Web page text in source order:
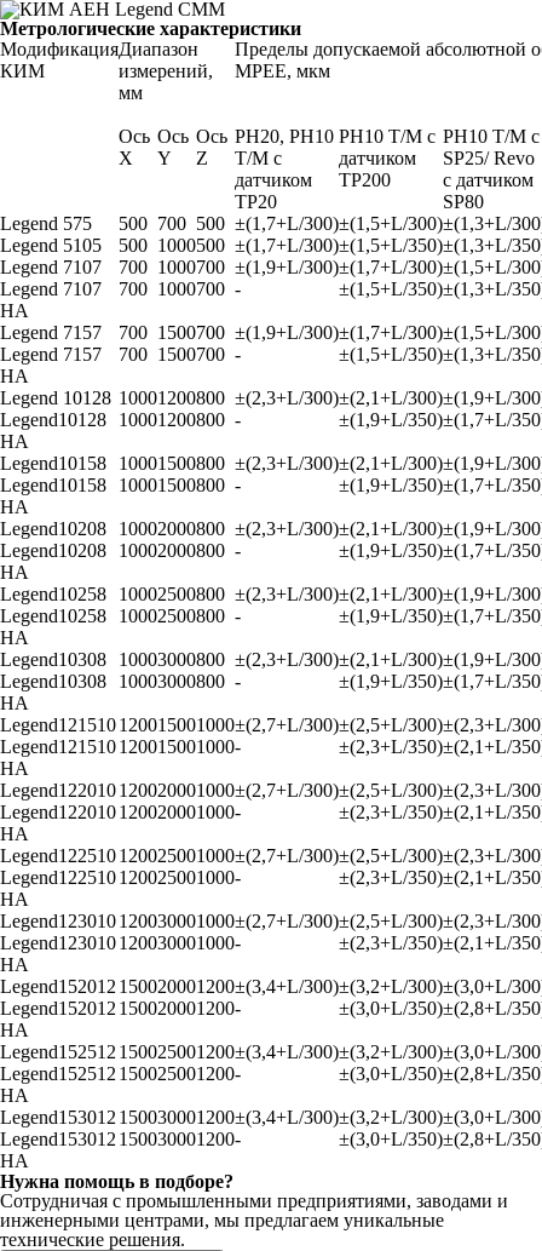
Метрологические характеристики
Модификация
КИМ
Диапазон
измерений,
мм
Пределы допускаемой абсолютной
MPEE, мкм
Ось
Х
Ось
Y
Ось
Z
РН20, РН10
T/M с
датчи­ком
TP20
РН10 T/M с
датчи­ком
TP200
РН10 T/M
SP25/ Revo
с датчи­ком
SP80
Legend 575
500 700 500 ±(1,7+L/300)±(1,5+L/300)±(1,3+L/
Legend 5105
500 1000500 ±(1,7+L/300)±(1,5+L/350)±(1,3+L/
Legend 7107
700 1000700 ±(1,9+L/300)±(1,7+L/300)±(1,5+L/
Legend 7107
HA
700 1000700 - ±(1,5+L/350)±(1,3+L/
Legend 7157 700 1500700 ±(1,9+L/300)±(1,7+L/300)±(1,5+L/
Legend 7157
HA
700 1500700 - ±(1,5+L/350)±(1,3+L/
Legend 10128 10001200800 ±(2,3+L/300)±(2,1+L/300)±(1,9+L/
Legend10128
HA
10001200800 - ±(1,9+L/350)±(1,7+L/
Legend10158 10001500800 ±(2,3+L/300)±(2,1+L/300)±(1,9+L/
Legend10158
HA
10001500800 - ±(1,9+L/350)±(1,7+L/
Legend10208 10002000800 ±(2,3+L/300)±(2,1+L/300)±(1,9+L/
Legend10208
HA
10002000800 - ±(1,9+L/350)±(1,7+L/
Legend10258 10002500800 ±(2,3+L/300)±(2,1+L/300)±(1,9+L/
Legend10258
HA
10002500800 - ±(1,9+L/350)±(1,7+L/
Legend10308 10003000800 ±(2,3+L/300)±(2,1+L/300)±(1,9+L/
Legend10308
HA
10003000800 - ±(1,9+L/350)±(1,7+L/
Legend121510120015001000±(2,7+L/300)±(2,5+L/300)±(2,3+L/
Legend121510
HA
120015001000- ±(2,3+L/350)±(2,1+L/
Legend122010120020001000±(2,7+L/300)±(2,5+L/300)±(2,3+L/
Legend122010
HA
120020001000- ±(2,3+L/350)±(2,1+L/
Legend122510120025001000±(2,7+L/300)±(2,5+L/300)±(2,3+L/
Legend122510
HA
120025001000- ±(2,3+L/350)±(2,1+L/
Legend123010120030001000±(2,7+L/300)±(2,5+L/300)±(2,3+L/
Legend123010
HA
120030001000- ±(2,3+L/350)±(2,1+L/
Legend152012 150020001200±(3,4+L/300)±(3,2+L/300)±(3,0+L/
Legend152012
HA
150020001200- ±(3,0+L/350)±(2,8+L/
Legend152512 150025001200±(3,4+L/300)±(3,2+L/300)±(3,0+L/
Legend152512
HA
150025001200- ±(3,0+L/350)±(2,8+L/
Legend153012 150030001200±(3,4+L/300)±(3,2+L/300)±(3,0+L/
Legend153012
HA
150030001200- ±(3,0+L/350)±(2,8+L/
Нужна помощь в подборе?
Сотрудничая с промышленными предприятиями, заводами и
инженерными центрами, мы предлагаем уникальные
технические решения.